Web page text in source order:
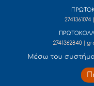
2741362840 |
Mέσω του